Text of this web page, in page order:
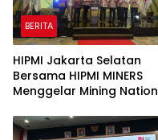
BERITA
HIPMI Jakarta Selatan
Bersama HIPMI MINERS
Menggelar Mining Nation
Indah Golf Jakarta